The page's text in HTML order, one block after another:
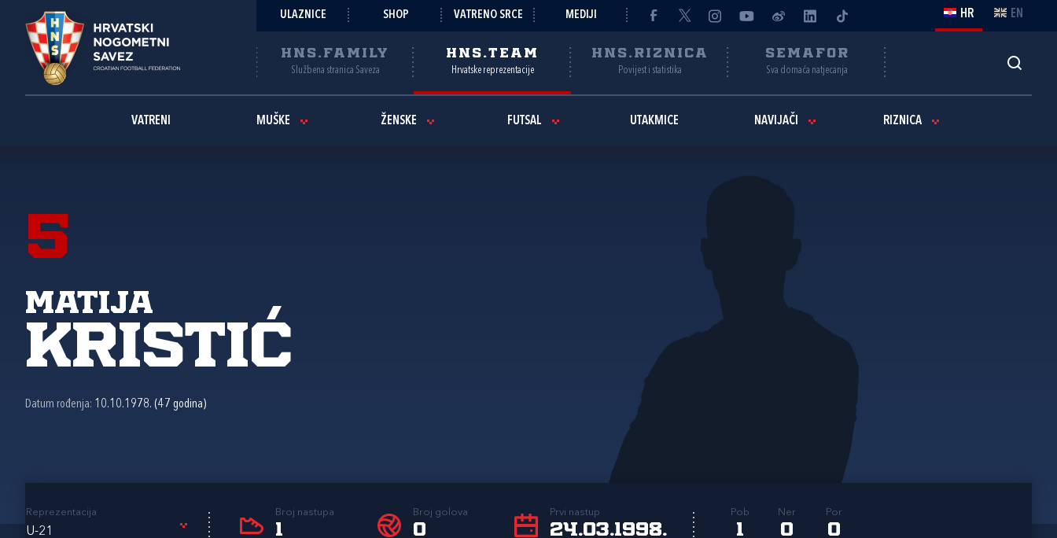
ULAZNICE SHOP VATRENO SRCE MEDIJI HR EN
HNS.FAMILY
Službena stranica Saveza
HNS.TEAM
Hrvatske reprezentacije
HNS.RIZNICA
Povijest i statistika
SEMAFOR
Sva domaća natjecanja
VATRENI MUŠKE ŽENSKE FUTSAL UTAKMICE NAVIJAČI RIZNICA
5
Matija
Kristić
Datum rođenja: 10.10.1978. (47 godina)
Reprezentacija
U-21
Broj nastupa
1
Broj golova
0
Prvi nastup
24.03.1998.
Pob
1
Ner
0
Por
0